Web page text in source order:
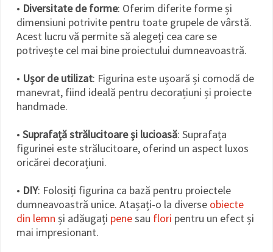
• Diversitate de forme: Oferim diferite forme și
dimensiuni potrivite pentru toate grupele de vârstă.
Acest lucru vă permite să alegeți cea care se
potrivește cel mai bine proiectului dumneavoastră.
• Ușor de utilizat: Figurina este ușoară și comodă de
manevrat, fiind ideală pentru decorațiuni și proiecte
handmade.
• Suprafață strălucitoare și lucioasă: Suprafața
figurinei este strălucitoare, oferind un aspect luxos
oricărei decorațiuni.
• DIY: Folosiți figurina ca bază pentru proiectele
dumneavoastră unice. Atașați-o la diverse obiecte
din lemn și adăugați penesau flori pentru un efect și
mai impresionant.